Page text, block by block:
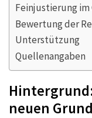
Feinjustierung
Bewertung der
Unterstützung
Quellenangaben
neuen